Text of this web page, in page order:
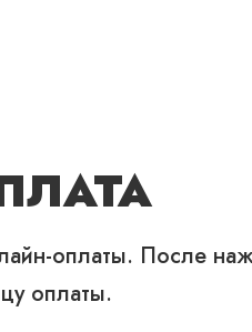
оплаты. После
оплаты.